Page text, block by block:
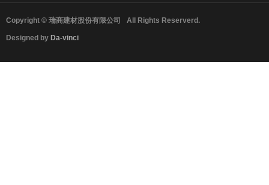
Copyright © 瑞商建材股份有限公司 All Rights Reserverd.
Designed by Da-vinci